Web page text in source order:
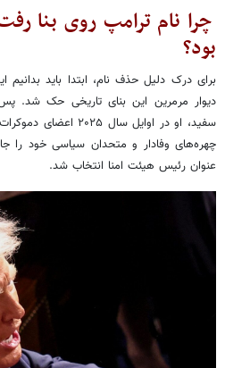
چرا نام ترامپ روی بنا
بود؟
برای درک دلیل حذف نام، ابتدا باید
دیوار مرمرین این بنای تاریخی حک شد.
سفید، او در اوایل
چهره‌های وفادار و متحدان سیاسی خود را
عنوان رئیس هیئت امنا انتخاب شد.